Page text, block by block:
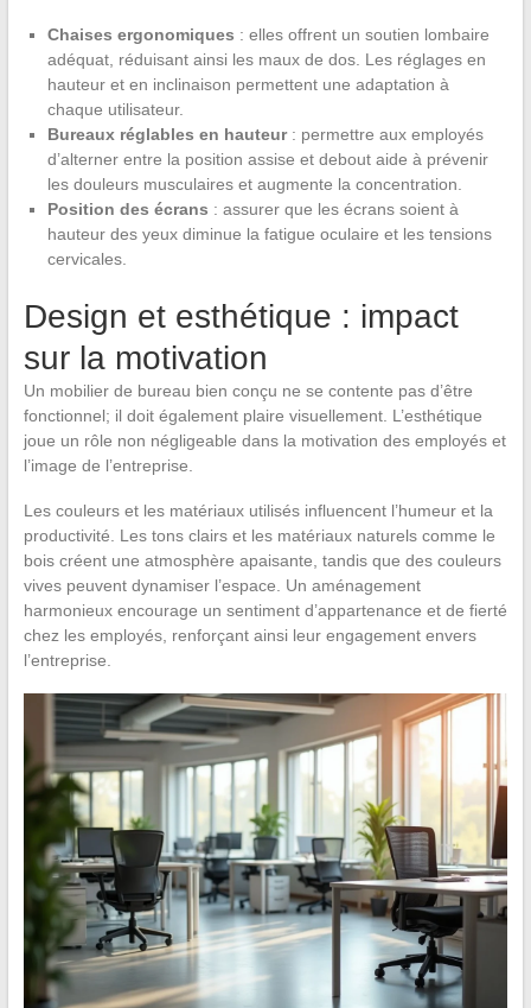
Chaises ergonomiques : elles offrent un soutien lombaire
adéquat, réduisant ainsi les maux de dos. Les réglages en
hauteur et en inclinaison permettent une adaptation à
chaque utilisateur.
Bureaux réglables en hauteur : permettre aux employés
d’alterner entre la position assise et debout aide à prévenir
les douleurs musculaires et augmente la concentration.
Position des écrans : assurer que les écrans soient à
hauteur des yeux diminue la fatigue oculaire et les tensions
cervicales.
Design et esthétique : impact
sur la motivation
Un mobilier de bureau bien conçu ne se contente pas d’être
fonctionnel; il doit également plaire visuellement. L’esthétique
joue un rôle non négligeable dans la motivation des employés et
l’image de l’entreprise.
Les couleurs et les matériaux utilisés influencent l’humeur et la
productivité. Les tons clairs et les matériaux naturels comme le
bois créent une atmosphère apaisante, tandis que des couleurs
vives peuvent dynamiser l’espace. Un aménagement
harmonieux encourage un sentiment d’appartenance et de fierté
chez les employés, renforçant ainsi leur engagement envers
l’entreprise.